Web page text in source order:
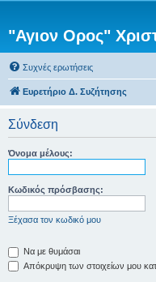
"Αγιον Ορος"
Συχνές ερωτήσεις
Ευρετήριο Δ. Συζήτησης
Σύνδεση
Όνομα μέλους:
Κωδικός πρόσβασης:
Ξέχασα τον κωδικό μου
Να με θυμάσαι
Απόκρυψη των στοιχείων μου